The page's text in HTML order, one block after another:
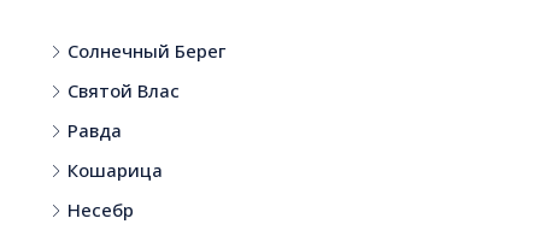
Солнечный Берег
Святой Влас
Равда
Кошарица
Несебр